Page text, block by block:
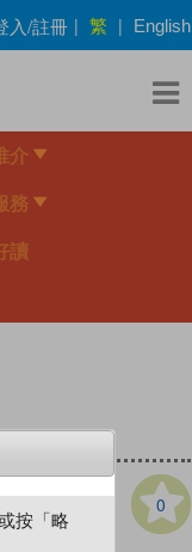
入/註冊 | 繁 | English
介
務
讀
0
按「略